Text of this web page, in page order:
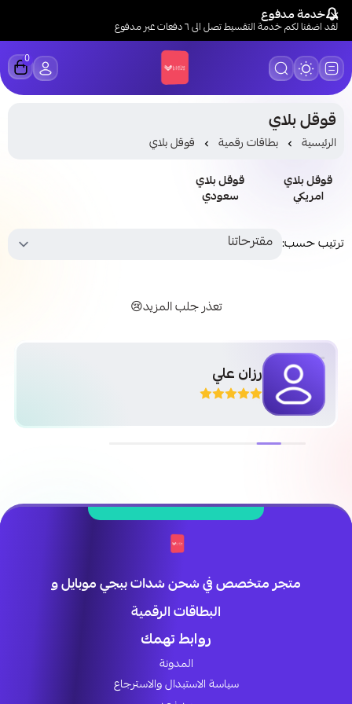
خدمة مدفوع
لقد اضفنا لكم خدمة التقسيط تصل الى ٦ دفعات عبر مدفوع
LUCK STORE
0
قوقل بلاي
الرئيسية بطاقات رقمية قوقل بلاي
قوقل بلاي
امريكي
قوقل بلاي
سعودي
ترتيب حسب:
تعذر جلب المزيد😢
رزان علي
متجر متخصص في شحن شدات ببجي موبايل و
البطاقات الرقمية
روابط تهمك
المدونة
سياسة الاستبدال والاسترجاع